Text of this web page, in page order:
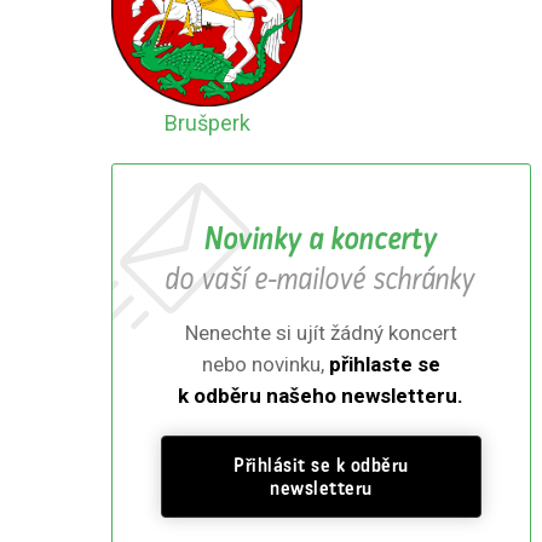
Brušperk
Novinky a koncerty
do vaší e-mailové schránky
Nenechte si ujít žádný koncert
nebo novinku, přihlaste se
k odběru našeho newsletteru.
Přihlásit se k odběru
newsletteru